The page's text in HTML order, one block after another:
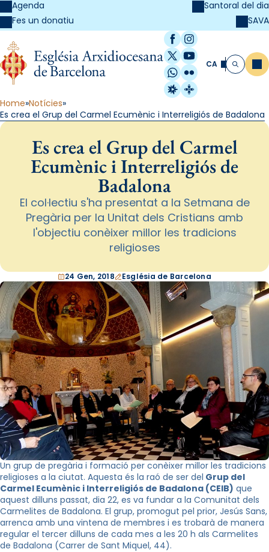
Agenda
Fes un donatiu
Santoral del dia
SAVA
Facebook
Instagram
X / Twitter
YouTube
WhatsApp
Flickr
Radio Estel
Catalunya
CA Cerca
Home Notícies
Es crea el Grup del Carmel Ecumènic i Interreligiós de Badalona
Es crea el Grup del Carmel
Ecumènic i Interreligiós de
Badalona
El col·lectiu s'ha presentat a la Setmana de
Pregària per la Unitat dels Cristians amb
l'objectiu conèixer millor les tradicions
religioses
24 Gen, 2018 Església de Barcelona
Un grup de pregària i formació per conèixer millor les tradicions
religioses a la ciutat. Aquesta és la raó de ser del Grup del
Carmel Ecumènic i Interreligiós de Badalona (CEIB) que
aquest dilluns passat, dia 22, es va fundar a la Comunitat dels
Carmelites de Badalona. El grup, promogut pel prior, Jesús Sans,
arrenca amb una vintena de membres i es trobarà de manera
regular el tercer dilluns de cada mes a les 20 h als Carmelites
de Badalona (Carrer de Sant Miquel, 44).